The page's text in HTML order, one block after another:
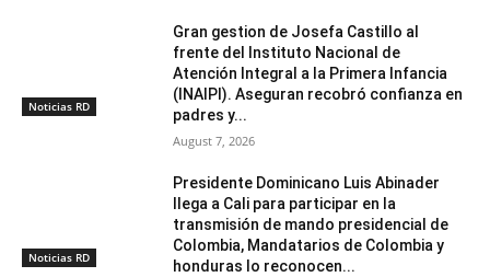
Noticias RD
Gran gestion de Josefa Castillo al
frente del Instituto Nacional de
Atención Integral a la Primera Infancia
(INAIPI). Aseguran recobró confianza en
padres y...
August 7, 2026
Noticias RD
Presidente Dominicano Luis Abinader
llega a Cali para participar en la
transmisión de mando presidencial de
Colombia, Mandatarios de Colombia y
honduras lo reconocen...